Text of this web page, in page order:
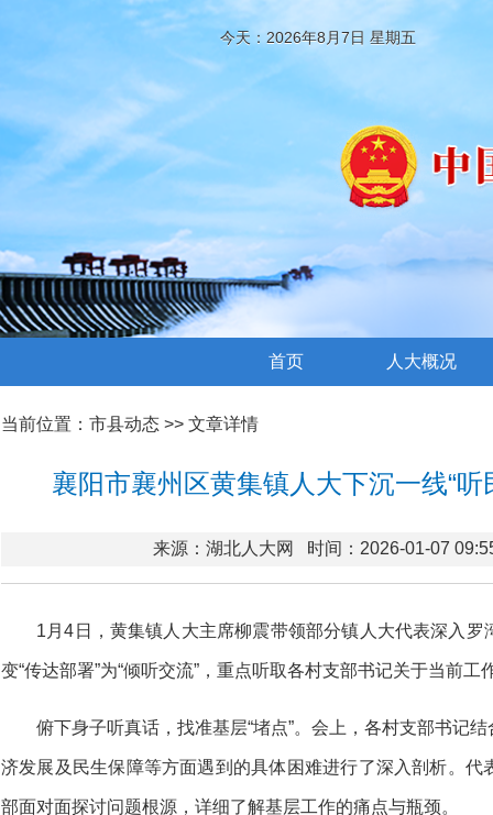
今天：2026年8月7日 星期五
首页 人大概况
当前位置： 市县动态 >> 文章详情
襄阳市襄州区黄集镇人大下沉一线“听
来源：湖北人大网 时间：2026-01-07
1月4日，黄集镇人大主席柳震带领部分镇人大代表深入
变“传达部署”为“倾听交流”，重点听取各村支部书记关于当前工
俯下身子听真话，找准基层“堵点”。会上，各村支部书记
济发展及民生保障等方面遇到的具体困难进行了深入剖析。
部面对面探讨问题根源，详细了解基层工作的痛点与瓶颈。